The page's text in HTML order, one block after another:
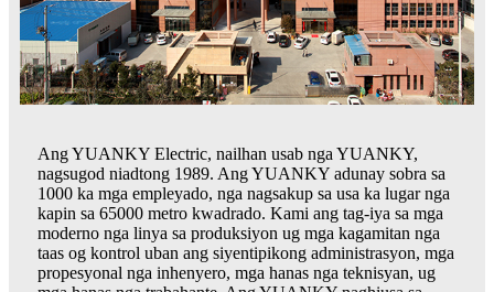
Ang YUANKY Electric, nailhan usab nga YUANKY,
nagsugod niadtong 1989. Ang YUANKY adunay sobra sa
1000 ka mga empleyado, nga nagsakup sa usa ka lugar nga
kapin sa 65000 metro kwadrado. Kami ang tag-iya sa mga
moderno nga linya sa produksiyon ug mga kagamitan nga
taas og kontrol uban ang siyentipikong administrasyon, mga
propesyonal nga inhenyero, mga hanas nga teknisyan, ug